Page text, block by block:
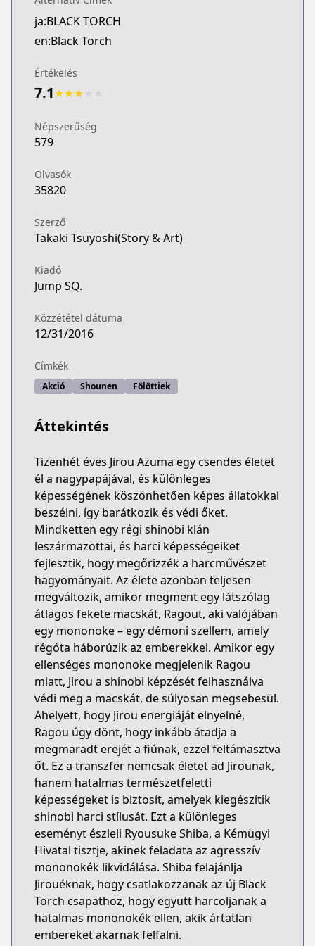
ja:BLACK TORCH
en:Black Torch
Értékelés
7.1★★★
Népszerűség
579
Olvasók
35820
Szerző
Takaki Tsuyoshi(Story & Art)
Kiadó
Jump SQ.
Közzététel dátuma
12/31/2016
Címkék
Akció Shounen Fölöttiek
Áttekintés
Tizenhét éves Jirou Azuma egy csendes életet
él a nagypapájával, és különleges
képességének köszönhetően képes állatokkal
beszélni, így barátkozik és védi őket.
Mindketten egy régi shinobi klán
leszármazottai, és harci képességeiket
fejlesztik, hogy megőrizzék a harcművészet
hagyományait. Az élete azonban teljesen
megváltozik, amikor megment egy látszólag
átlagos fekete macskát, Ragout, aki valójában
egy mononoke – egy démoni szellem, amely
régóta háborúzik az emberekkel. Amikor egy
ellenséges mononoke megjelenik Ragou
miatt, Jirou a shinobi képzését felhasználva
védi meg a macskát, de súlyosan megsebesül.
Ahelyett, hogy Jirou energiáját elnyelné,
Ragou úgy dönt, hogy inkább átadja a
megmaradt erejét a fiúnak, ezzel feltámasztva
őt. Ez a transzfer nemcsak életet ad Jirounak,
hanem hatalmas természetfeletti
képességeket is biztosít, amelyek kiegészítik
shinobi harci stílusát. Ezt a különleges
eseményt észleli Ryousuke Shiba, a Kémügyi
Hivatal tisztje, akinek feladata az agresszív
mononokék likvidálása. Shiba felajánlja
Jirouéknak, hogy csatlakozzanak az új Black
Torch csapathoz, hogy együtt harcoljanak a
hatalmas mononokék ellen, akik ártatlan
embereket akarnak felfalni.